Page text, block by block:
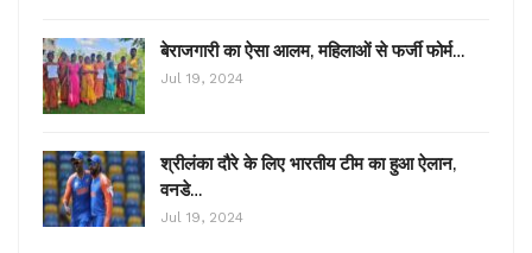
बेराजगारी का ऐसा आलम, महिलाओं से फर्जी फोर्म…
Jul 19, 2024
श्रीलंका दौरे के लिए भारतीय टीम का हुआ ऐलान,
वनडे…
Jul 19, 2024